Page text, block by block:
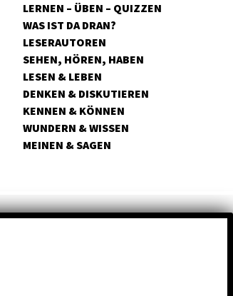
LERNEN – ÜBEN – QUIZZEN
WAS IST DA DRAN?
LESERAUTOREN
SEHEN, HÖREN, HABEN
LESEN & LEBEN
DENKEN & DISKUTIEREN
KENNEN & KÖNNEN
WUNDERN & WISSEN
MEINEN & SAGEN